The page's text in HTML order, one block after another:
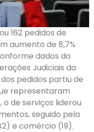
162 pedidos de
aumento de 8,7%
dados do
Judiciais da
pedidos partiu de
representaram
o de serviços liderou
seguido pela
e comércio (19).